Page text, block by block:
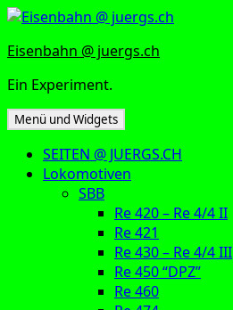
Zum
springen
Eisenbahn @ juergs.ch
Ein Experiment.
Menü und Widgets
SEITEN @ JUERGS.CH
Lokomotiven
SBB
Re 420 – Re 4/4 II
Re 421
Re 430 – Re 4/4 III
Re 450 “DPZ”
Re 460